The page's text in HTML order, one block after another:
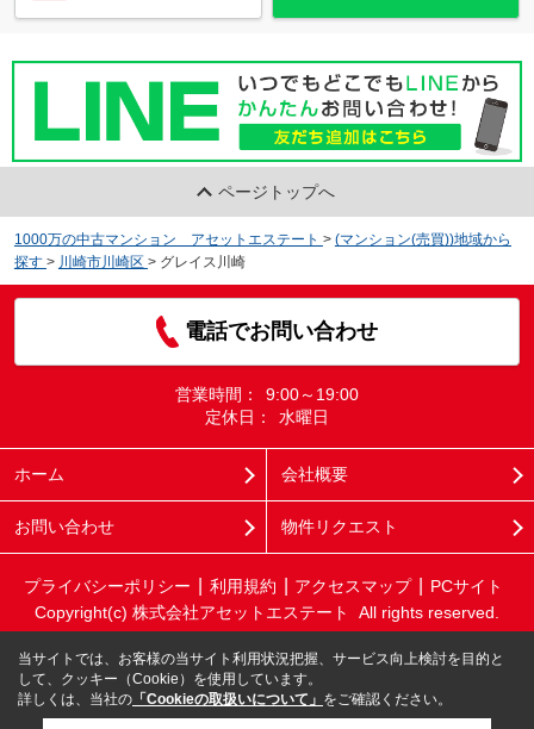
ページトップへ
1000万の中古マンション アセットエステート > (マンション(売買))地域から
探す > 川崎市川崎区 > グレイス川崎
電話でお問い合わせ
営業時間：
9:00～19:00
定休日：
水曜日
ホーム 会社概要
お問い合わせ 物件リクエスト
プライバシーポリシー 利用規約 アクセスマップ
PCサイト
Copyright(c) 株式会社アセットエステート All rights reserved.
当サイトでは、お客様の当サイト利用状況把握、サービス向上検討を目的と
して、クッキー（Cookie）を使用しています。
詳しくは、当社の 「Cookieの取扱いについて」 をご確認ください。